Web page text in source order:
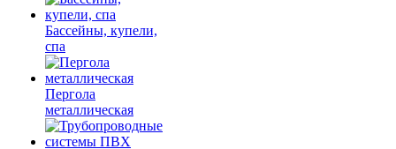
Бассейны, купели,
спа
Пергола
металлическая